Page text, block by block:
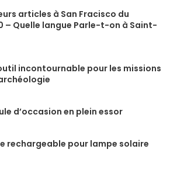
articles à San Fracisco du
– Quelle langue Parle-t-on à Saint-
incontournable pour les missions
d’occasion en plein essor
rechargeable pour lampe solaire